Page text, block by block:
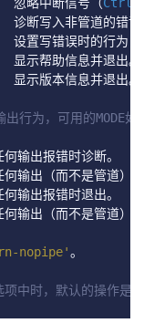
忽略中断信号（Ctrl
诊断写入非管道的错误
设置写错误时的行为
显示帮助信息并退出。
显示版本信息并退出。
行为，可用的MODE如
输出报错时诊断。
何输出（而不是管道）
输出报错时退出。
何输出（而不是管道）
nopipe'。
，默认的操作是当